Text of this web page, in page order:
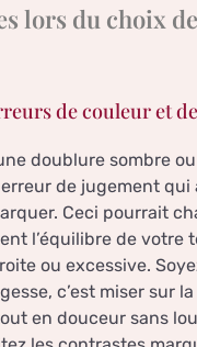
lors du choix
de couleur et
doublure sombre
de jugement qui
Ceci pourrait
l’équilibre de votre
ou excessive.
c’est miser sur la
en douceur sans